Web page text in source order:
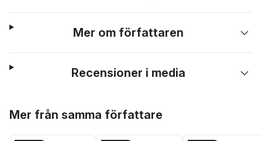
Mer om författaren
Recensioner i media
Mer från samma författare